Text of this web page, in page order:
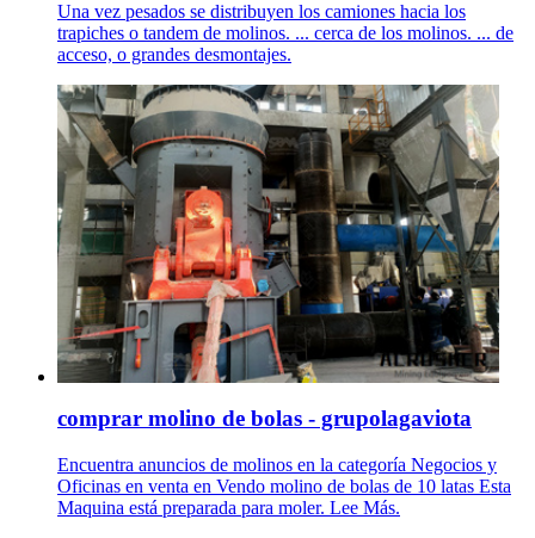
Una vez pesados se distribuyen los camiones hacia los
trapiches o tandem de molinos. ... cerca de los molinos. ... de
acceso, o grandes desmontajes.
comprar molino de bolas - grupolagaviota
Encuentra anuncios de molinos en la categoría Negocios y
Oficinas en venta en Vendo molino de bolas de 10 latas Esta
Maquina está preparada para moler. Lee Más.